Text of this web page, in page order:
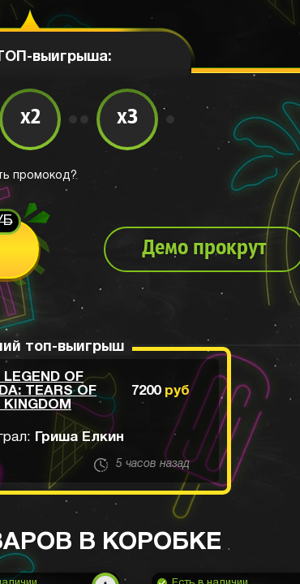
выигрыша:
x2 x3
промокод?
Демо прокрут
топ-выигрыш
LEGEND OF
TEARS OF
KINGDOM
7200 руб
Гриша Елкин
5 часов назад
В КОРОБКЕ